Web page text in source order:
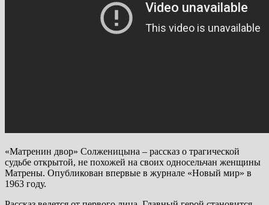
«Матренин двор» Солженицына – рассказ о трагической
судьбе открытой, не похожей на своих односельчан женщины
Матрены. Опубликован впервые в журнале «Новый мир» в
1963 году.